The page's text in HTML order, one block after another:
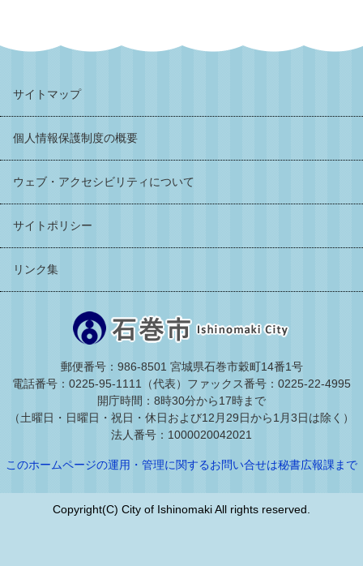
サイトマップ
個人情報保護制度の概要
ウェブ・アクセシビリティについて
サイトポリシー
リンク集
郵便番号：986-8501 宮城県石巻市穀町14番1号
電話番号：0225-95-1111（代表） ファックス番号：0225-22-4995
開庁時間：8時30分から17時まで
（土曜日・日曜日・祝日・休日および12月29日から1月3日は除く）
法人番号：1000020042021
このホームページの運用・管理に関するお問い合せは秘書広報課まで
Copyright(C) City of Ishinomaki All rights reserved.